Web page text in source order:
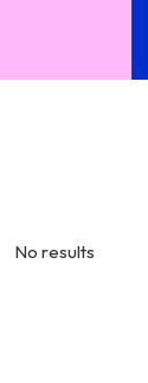
No results